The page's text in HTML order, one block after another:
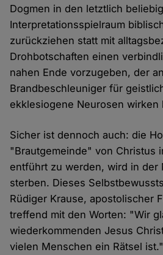
Dogmen in den letztlich
Interpretationsspielraum
zurückziehen statt mit
Drohbotschaften einen
nahen Ende vorzugeben, der
Brandbeschleuniger für
ekklesiogene Neurosen wirken
Sicher ist dennoch auch: die
"Brautgemeinde" von Christus
entführt zu werden, wird in der
sterben. Dieses
Rüdiger Krause, apostolischer
treffend mit den Worten: "Wir
wiederkommenden Jesus
vielen Menschen ein Rätsel ist."